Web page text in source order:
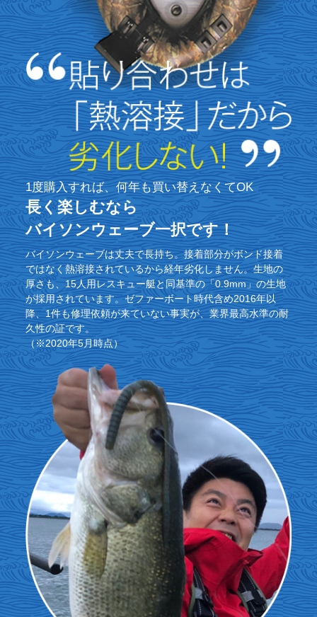
1度購入すれば、何年も買い替えなくてOK
長く楽しむなら
バイソンウェーブ一択です！
バイソンウェーブは丈夫で長持ち。接着部分がボンド接着
ではなく熱溶接されているから経年劣化しません。生地の
厚さも、15人用レスキュー艇と同基準の「0.9mm」の生地
が採用されています。ゼファーボート時代含め2016年以
降、1件も修理依頼が来ていない事実が、業界最高水準の耐
久性の証です。
（※2020年5月時点）